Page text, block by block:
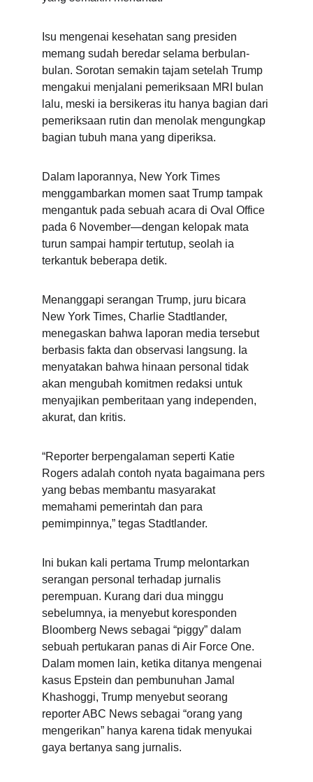
Isu mengenai kesehatan sang presiden
memang sudah beredar selama berbulan-
bulan. Sorotan semakin tajam setelah Trump
mengakui menjalani pemeriksaan MRI bulan
lalu, meski ia bersikeras itu hanya bagian dari
pemeriksaan rutin dan menolak mengungkap
bagian tubuh mana yang diperiksa.
Dalam laporannya, New York Times
menggambarkan momen saat Trump tampak
mengantuk pada sebuah acara di Oval Office
pada 6 November—dengan kelopak mata
turun sampai hampir tertutup, seolah ia
terkantuk beberapa detik.
Menanggapi serangan Trump, juru bicara
New York Times, Charlie Stadtlander,
menegaskan bahwa laporan media tersebut
berbasis fakta dan observasi langsung. Ia
menyatakan bahwa hinaan personal tidak
akan mengubah komitmen redaksi untuk
menyajikan pemberitaan yang independen,
akurat, dan kritis.
“Reporter berpengalaman seperti Katie
Rogers adalah contoh nyata bagaimana pers
yang bebas membantu masyarakat
memahami pemerintah dan para
pemimpinnya,” tegas Stadtlander.
Ini bukan kali pertama Trump melontarkan
serangan personal terhadap jurnalis
perempuan. Kurang dari dua minggu
sebelumnya, ia menyebut koresponden
Bloomberg News sebagai “piggy” dalam
sebuah pertukaran panas di Air Force One.
Dalam momen lain, ketika ditanya mengenai
kasus Epstein dan pembunuhan Jamal
Khashoggi, Trump menyebut seorang
reporter ABC News sebagai “orang yang
mengerikan” hanya karena tidak menyukai
gaya bertanya sang jurnalis.